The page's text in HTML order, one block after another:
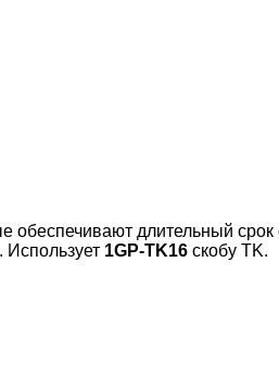
обеспечивают длительный
1GP-TK16 скобу TK.